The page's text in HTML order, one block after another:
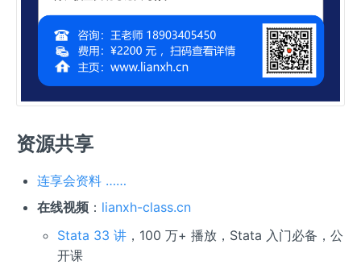
资源共享
连享会资料 ……
在线视频： lianxh-class.cn
Stata 33 讲 ，100 万+ 播放，Stata 入门必备，公
开课